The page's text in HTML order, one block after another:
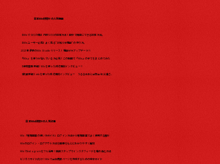
日本Wix研究所の人気動画
【WixでSEO対策】内部SEOの設定方法！自分で簡単にできる設定方法。
【Wixユーザー必見】よく見る"お知らせ機能"の作り方。
2023年最新のWix Studio リリース！機能が大アップデート?!
『Wix』を使うか悩んでいる方必見！この動画で『Wix』の全てをまとめてみた​
【保育園事業編】Wixを使った成功事例インタビュー！
【飲食業編】wixを使った成功事例インタビュー うるるはあと合同会社 三浦さ...
日本Wix研究所の人気記事
Wix「管理画面の使い方ガイド」ログイン方法から管理画面でよく使用する箇所
Wixのログイン・ログアウト方法を画像をもとにわかりやすく解説
WixでInstagramをフル活用！簡単ステップでインスタフィードを埋め込む方法
ビジネスサイト向け！Wixで会社概要ページを作成するための完全ガイド